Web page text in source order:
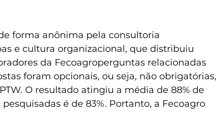
forma anônima pela consultoria
e cultura organizacional, que distribuiu
da Fecoagroperguntas relacionadas
foram opcionais, ou seja, não obrigatórias,
O resultado atingiu a média de 88% de
é de 83%. Portanto, a Fecoagro